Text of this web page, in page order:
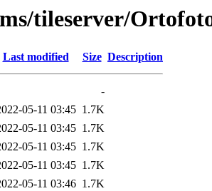
tileserver/
Last modified Size Description
-
05-11 03:45 1.7K
05-11 03:45 1.7K
05-11 03:45 1.7K
05-11 03:45 1.7K
05-11 03:46 1.7K